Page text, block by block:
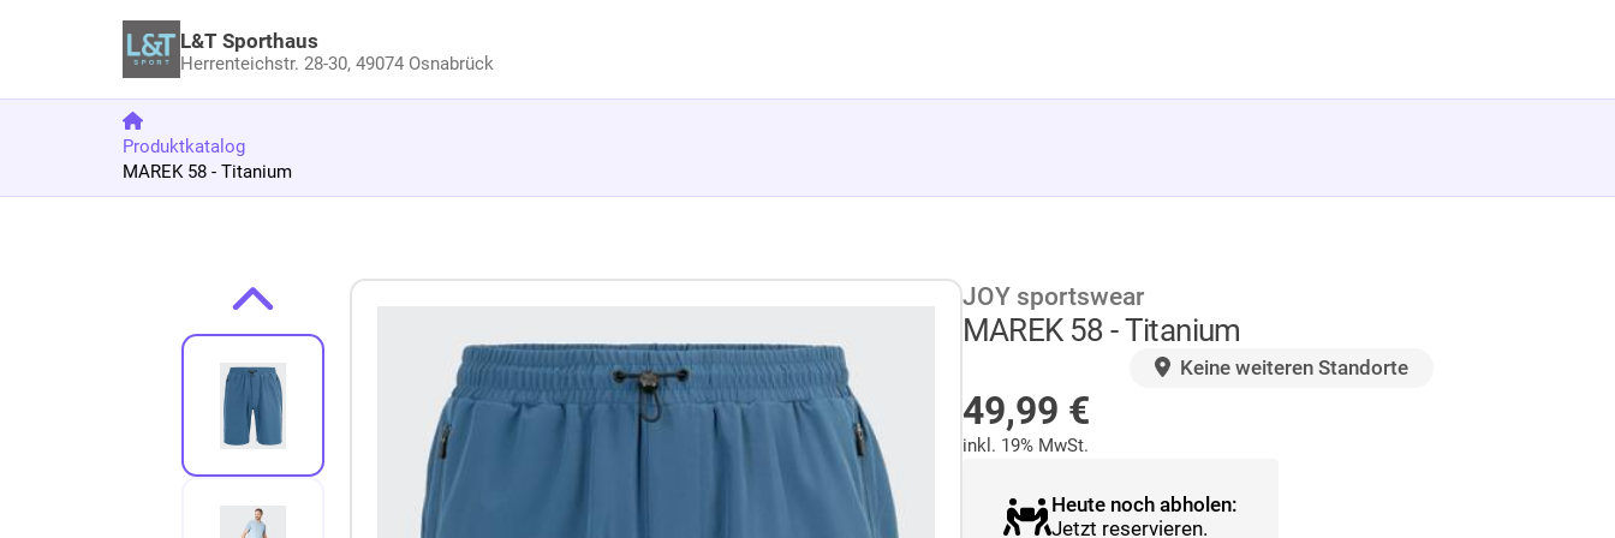
L&T Sporthaus
Herrenteichstr. 28-30,49074 Osnabrück
Produktkatalog
MAREK 58 - Titanium
Zur Produktbeschreibung springen JOY sportswear
MAREK 58 - Titanium
Keine weiteren Standorte
49,99 €
inkl. 19% MwSt.
Heute noch abholen:
Jetzt reservieren.